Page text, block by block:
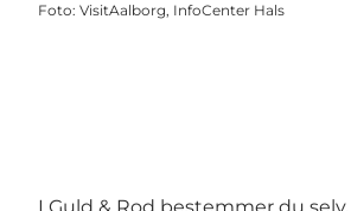
Foto: VisitAalborg, InfoCenter Hals